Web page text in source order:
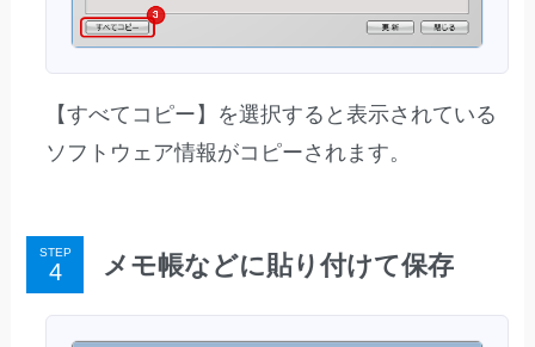
【すべてコピー】を選択すると表示されている
ソフトウェア情報がコピーされます。
STEP メモ帳などに貼り付けて保存